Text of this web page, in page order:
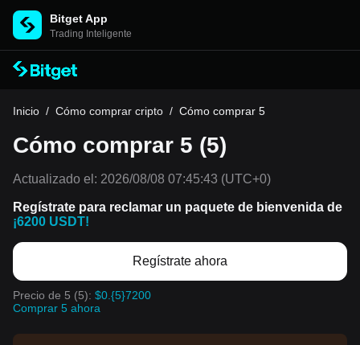
Bitget App
Trading Inteligente
Inicio / Cómo comprar cripto / Cómo comprar 5
Cómo comprar 5 (5)
Actualizado el: 2026/08/08 07:45:43 (UTC+0)
Regístrate para reclamar un paquete de bienvenida de
¡6200 USDT!
Regístrate ahora
Precio de 5 (5): $0.{5}7200
Comprar 5 ahora